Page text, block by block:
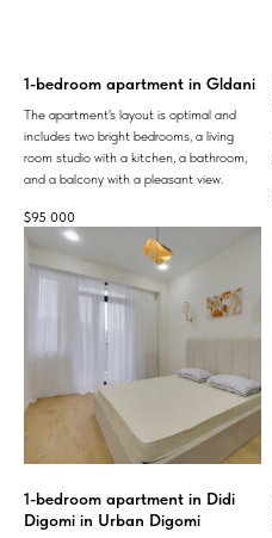
1-bedroom apartment in Gldani
The apartment's layout is optimal and
includes two bright bedrooms, a living
room studio with a kitchen, a bathroom,
and a balcony with a pleasant view.
$95 000
1-bedroom apartment in Didi
Digomi in Urban Digomi